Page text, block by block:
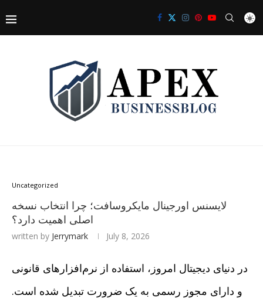
Uncategorized
لایسنس اورجینال مایکروسافت؛ چرا انتخاب نسخه
اصلی اهمیت دارد؟
written by Jerrymark July 8, 2026
در دنیای دیجیتال امروز، استفاده از نرم‌افزارهای قانونی
و دارای مجوز رسمی به یک ضرورت تبدیل شده است.